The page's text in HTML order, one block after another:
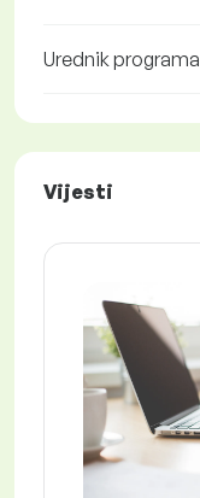
Urednik programa
Vijesti